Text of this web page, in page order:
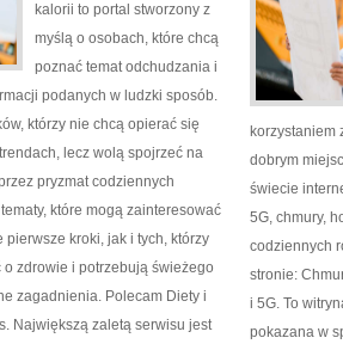
kalorii to portal stworzony z
myślą o osobach, które chcą
poznać temat odchudzania i
podanych w ludzki sposób.
którzy nie chcą opierać się
lecz wolą spojrzeć na
pryzmat codziennych
które mogą zainteresować
kroki, jak i tych, którzy
zdrowie i potrzebują świeżego
zagadnienia. Polecam Diety i
Największą zaletą serwisu jest
korzystaniem
dobrym
świecie
5G, chmury,
codziennych
stronie:
i 5G. To
pokazana w